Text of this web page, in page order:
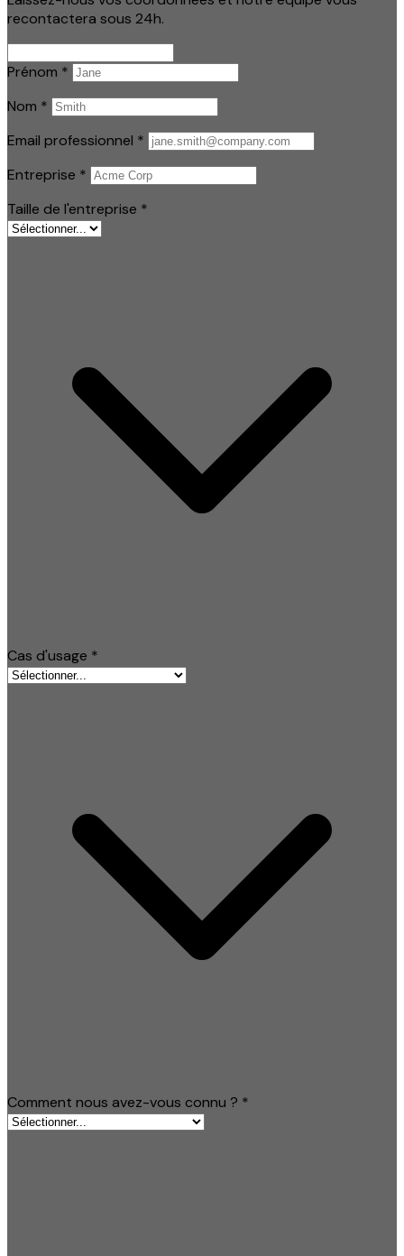
recontactera sous 24h.
Prénom *
Nom *
Email professionnel *
Entreprise *
Taille de l'entreprise *
Cas d'usage *
Comment nous avez-vous connu ? *